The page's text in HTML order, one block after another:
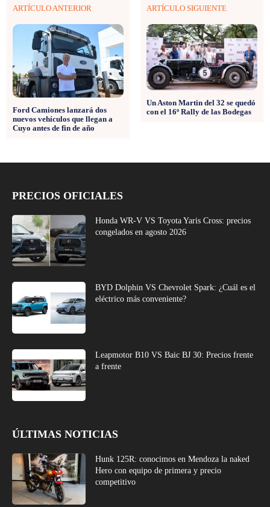
ARTÍCULO ANTERIOR
Ford Camiones lanzará dos
nuevos vehículos que llegan a
Cuyo antes de fin de año
ARTÍCULO SIGUIENTE
Un Aston Martin del 32 se quedó
con el 16º Rally de las Bodegas
PRECIOS OFICIALES
Honda WR-V VS Toyota Yaris Cross: precios
congelados en agosto 2026
BYD Dolphin VS Chevrolet Spark: ¿Cuál es el
eléctrico más conveniente?
Leapmotor B10 VS Baic BJ 30: Precios frente
a frente
ÚLTIMAS NOTICIAS
Hunk 125R: conocimos en Mendoza la naked
Hero con equipo de primera y precio
competitivo